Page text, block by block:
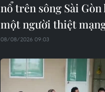
nổ trên sông Sài
một người thiệt
08/08/2026 09:03